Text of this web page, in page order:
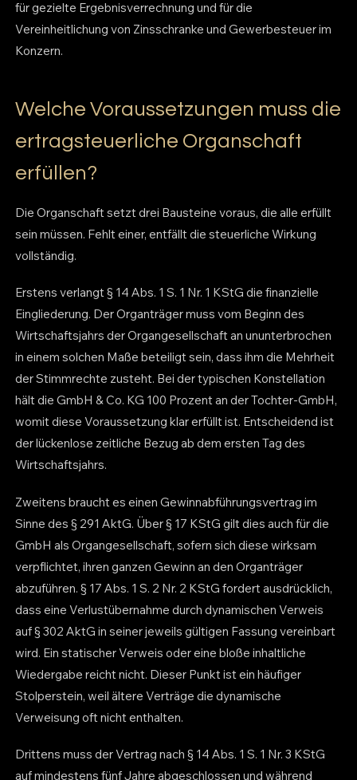
für gezielte Ergebnisverrechnung und für die
Vereinheitlichung von Zinsschranke und Gewerbesteuer im
Konzern.
Welche Voraussetzungen muss die
ertragsteuerliche Organschaft
erfüllen?
Die Organschaft setzt drei Bausteine voraus, die alle erfüllt
sein müssen. Fehlt einer, entfällt die steuerliche Wirkung
vollständig.
Erstens verlangt § 14 Abs. 1 S. 1 Nr. 1 KStG die finanzielle
Eingliederung. Der Organträger muss vom Beginn des
Wirtschaftsjahrs der Organgesellschaft an ununterbrochen
in einem solchen Maße beteiligt sein, dass ihm die Mehrheit
der Stimmrechte zusteht. Bei der typischen Konstellation
hält die GmbH & Co. KG 100 Prozent an der Tochter-GmbH,
womit diese Voraussetzung klar erfüllt ist. Entscheidend ist
der lückenlose zeitliche Bezug ab dem ersten Tag des
Wirtschaftsjahrs.
Zweitens braucht es einen Gewinnabführungsvertrag im
Sinne des § 291 AktG. Über § 17 KStG gilt dies auch für die
GmbH als Organgesellschaft, sofern sich diese wirksam
verpflichtet, ihren ganzen Gewinn an den Organträger
abzuführen. § 17 Abs. 1 S. 2 Nr. 2 KStG fordert ausdrücklich,
dass eine Verlustübernahme durch dynamischen Verweis
auf § 302 AktG in seiner jeweils gültigen Fassung vereinbart
wird. Ein statischer Verweis oder eine bloße inhaltliche
Wiedergabe reicht nicht. Dieser Punkt ist ein häufiger
Stolperstein, weil ältere Verträge die dynamische
Verweisung oft nicht enthalten.
Drittens muss der Vertrag nach § 14 Abs. 1 S. 1 Nr. 3 KStG
auf mindestens fünf Jahre abgeschlossen und während